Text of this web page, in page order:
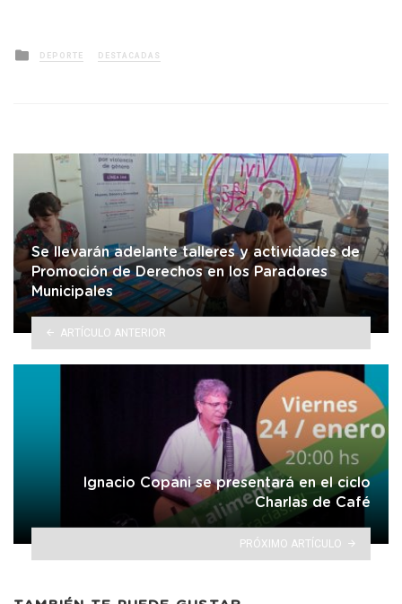
Posted
in
DEPORTE DESTACADAS
Se llevarán adelante talleres y actividades de
Promoción de Derechos en los Paradores
Municipales
ARTÍCULO ANTERIOR
Ignacio Copani se presentará en el ciclo
Charlas de Café
PRÓXIMO ARTÍCULO